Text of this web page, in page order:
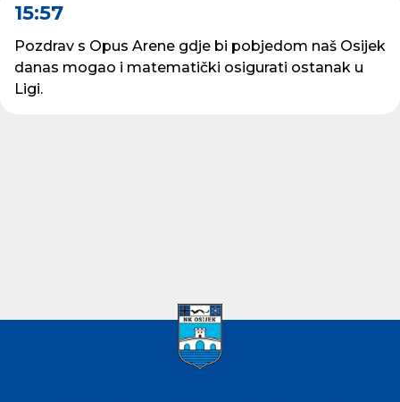
15:57
Pozdrav s Opus Arene gdje bi pobjedom naš Osijek
danas mogao i matematički osigurati ostanak u
Ligi.